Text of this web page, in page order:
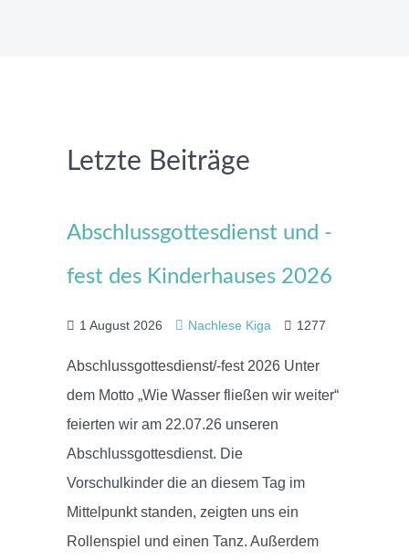
Letzte Beiträge
Abschlussgottesdienst und -
fest des Kinderhauses 2026
1 August 2026 Nachlese Kiga 1277
Abschlussgottesdienst/-fest 2026 Unter
dem Motto „Wie Wasser fließen wir weiter“
feierten wir am 22.07.26 unseren
Abschlussgottesdienst. Die
Vorschulkinder die an diesem Tag im
Mittelpunkt standen, zeigten uns ein
Rollenspiel und einen Tanz. Außerdem